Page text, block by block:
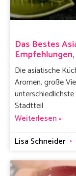
Das Bestes
Die asiatische
Aromen, große
Stadtteil
Weiterlesen »
Lisa Schneider